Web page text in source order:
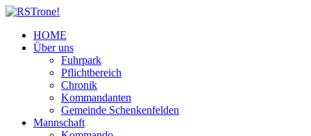
HOME
Über uns
Fuhrpark
Pflichtbereich
Chronik
Kommandanten
Gemeinde Schenkenfelden
Mannschaft